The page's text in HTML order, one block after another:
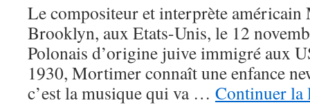
Le compositeur et interprète
Brooklyn, aux Etats-Unis, le 12
Polonais d’origine juive immigré aux
1930, Mortimer connaît une enfance
c’est la musique qui va … Continuer